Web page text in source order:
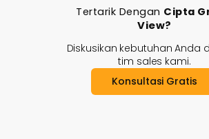
Tertarik Dengan Cipta
View?
Diskusikan kebutuhan Anda
tim sales kami.
Konsultasi Gratis